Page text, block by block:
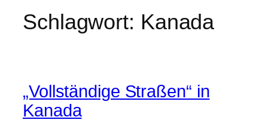
Schlagwort: Kanada
„Vollständige Straßen“ in
Kanada